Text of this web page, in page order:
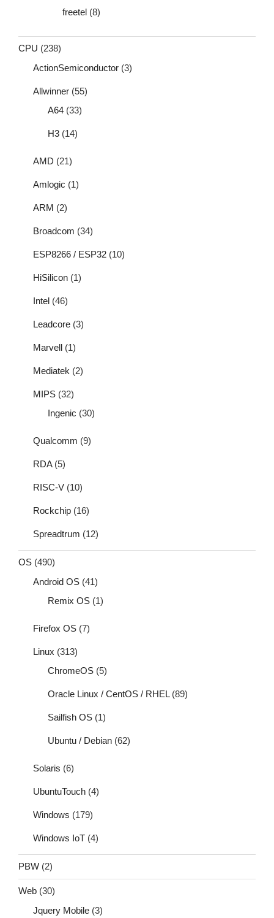
freetel (8)
CPU (238)
ActionSemiconductor (3)
Allwinner (55)
A64 (33)
H3 (14)
AMD (21)
Amlogic (1)
ARM (2)
Broadcom (34)
ESP8266 / ESP32 (10)
HiSilicon (1)
Intel (46)
Leadcore (3)
Marvell (1)
Mediatek (2)
MIPS (32)
Ingenic (30)
Qualcomm (9)
RDA(5)
RISC-V (10)
Rockchip (16)
Spreadtrum (12)
OS (490)
Android OS (41)
Remix OS (1)
Firefox OS (7)
Linux (313)
ChromeOS (5)
Oracle Linux / CentOS / RHEL(89)
Sailfish OS (1)
Ubuntu / Debian (62)
Solaris (6)
UbuntuTouch (4)
Windows (179)
Windows IoT (4)
PBW (2)
Web (30)
Jquery Mobile (3)